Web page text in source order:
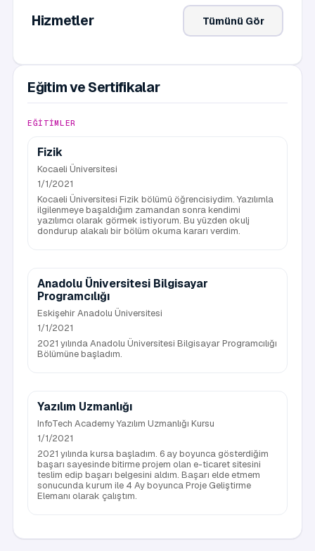
Hizmetler Tümünü Gör
Eğitim ve Sertifikalar
EĞITIMLER
Fizik
Kocaeli Üniversitesi
1/1/2021
Kocaeli Üniversitesi Fizik bölümü öğrencisiydim. Yazılımla
ilgilenmeye başaldığım zamandan sonra kendimi
yazılımcı olarak görmek istiyorum. Bu yüzden okulj
dondurup alakalı bir bölüm okuma kararı verdim.
Anadolu Üniversitesi Bilgisayar
Programcılığı
Eskişehir Anadolu Üniversitesi
1/1/2021
2021 yılında Anadolu Üniversitesi Bilgisayar Programcılığı
Bölümüne başladım.
Yazılım Uzmanlığı
InfoTech Academy Yazılım Uzmanlığı Kursu
1/1/2021
2021 yılında kursa başladım. 6 ay boyunca gösterdiğim
başarı sayesinde bitirme projem olan e-ticaret sitesini
teslim edip başarı belgesini aldım. Başarı elde etmem
sonucunda kurum ile 4 Ay boyunca Proje Geliştirme
Elemanı olarak çalıştım.